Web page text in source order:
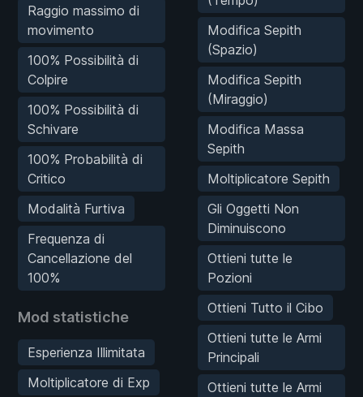
Raggio massimo di
movimento
100% Possibilità di
Colpire
100% Possibilità di
Schivare
100% Probabilità di
Critico
Modalità Furtiva
Frequenza di
Cancellazione del
100%
Mod statistiche
Esperienza Illimitata
Moltiplicatore di Exp
Modifica Sepith
(Spazio)
Modifica Sepith
(Miraggio)
Modifica Massa
Sepith
Moltiplicatore Sepith
Gli Oggetti Non
Diminuiscono
Ottieni tutte le
Pozioni
Ottieni Tutto il Cibo
Ottieni tutte le Armi
Principali
Ottieni tutte le Armi